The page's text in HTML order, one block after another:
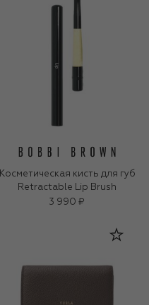
Косметическая кисть для губ
Retractable Lip Brush
3 990 ₽